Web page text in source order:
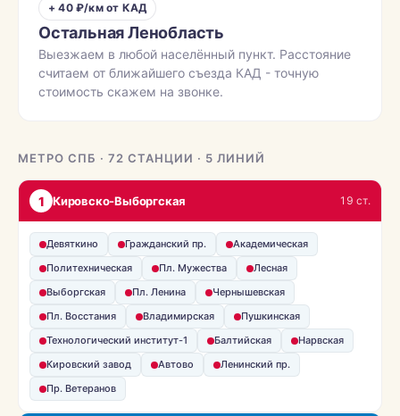
+ 40 ₽/км от КАД
Остальная Ленобласть
Выезжаем в любой населённый пункт. Расстояние
считаем от ближайшего съезда КАД - точную
стоимость скажем на звонке.
МЕТРО СПБ · 72 СТАНЦИИ · 5 ЛИНИЙ
1 Кировско-Выборгская 19 ст.
Девяткино Гражданский пр.
Академическая
Политехническая
Пл. Мужества
Лесная
Выборгская
Пл. Ленина
Чернышевская
Пл. Восстания
Владимирская
Пушкинская
Технологический институт-1
Балтийская
Нарвская
Кировский завод
Автово
Ленинский пр.
Пр. Ветеранов